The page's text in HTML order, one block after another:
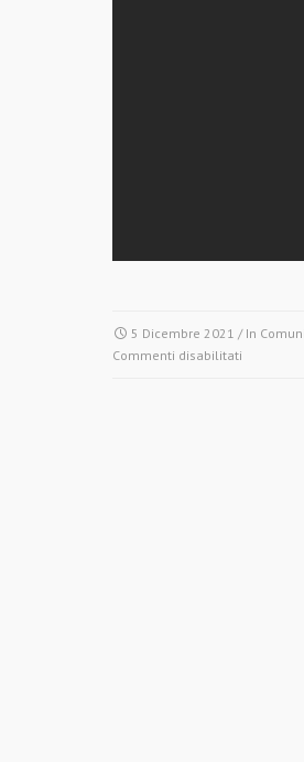
5 Dicembre 2021 / In
Commenti disabilitati